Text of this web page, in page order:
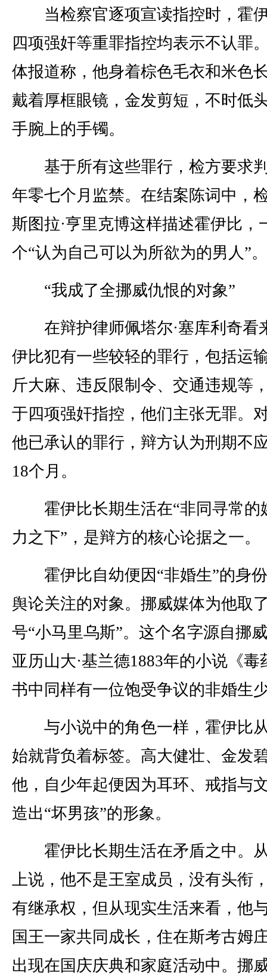
当检察官逐项宣读指控时，霍
四项强奸等重罪指控均表示不认罪
体报道称，他身着棕色毛衣和米色
戴着厚框眼镜，金发剪短，不时低
手腕上的手镯。
基于所有这些罪行，检方要求
年零七个月监禁。在结案陈词中，
斯图拉·亨里克博这样描述霍伊比，
个“认为自己可以为所欲为的男人”。
“我成了全挪威仇恨的对象”
在辩护律师佩塔尔·塞库利奇看
伊比犯有一些较轻的罪行，包括运
斤大麻、违反限制令、交通违规等
于四项强奸指控，他们主张无罪。
他已承认的罪行，辩方认为刑期不
18个月。
霍伊比长期生活在“非同寻常的
力之下”，是辩方的核心论据之一。
霍伊比自幼便因“非婚生”的身
舆论关注的对象。挪威媒体为他取
号“小马里乌斯”。这个名字源自挪
亚历山大·基兰德1883年的小说《毒
书中同样有一位饱受争议的非婚生
与小说中的角色一样，霍伊比
始就背负着标签。高大健壮、金发
他，自少年起便因为耳环、戒指与
造出“坏男孩”的形象。
霍伊比长期生活在矛盾之中。
上说，他不是王室成员，没有头衔
有继承权，但从现实生活来看，他
国王一家共同成长，住在斯考古姆
出现在国庆庆典和家庭活动中。挪